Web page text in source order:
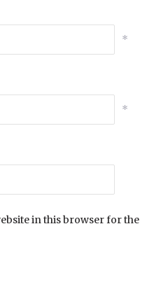
*
*
in this browser for the